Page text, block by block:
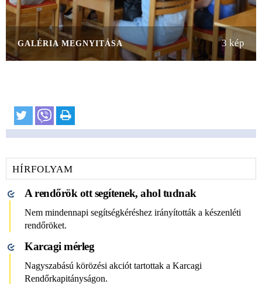
3 kép
GALÉRIA MEGNYITÁSA
HÍRFOLYAM
A rendőrök ott segítenek, ahol tudnak
Nem mindennapi segítségkéréshez irányították a készenléti
rendőröket.
Karcagi mérleg
Nagyszabású körözési akciót tartottak a Karcagi
Rendőrkapitányságon.